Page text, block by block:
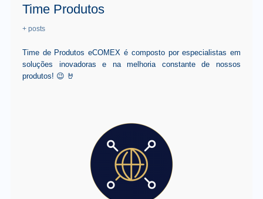
Time Produtos
+ posts
Time de Produtos eCOMEX é composto por especialistas em
soluções inovadoras e na melhoria constante de nossos
produtos! 😉 🤘